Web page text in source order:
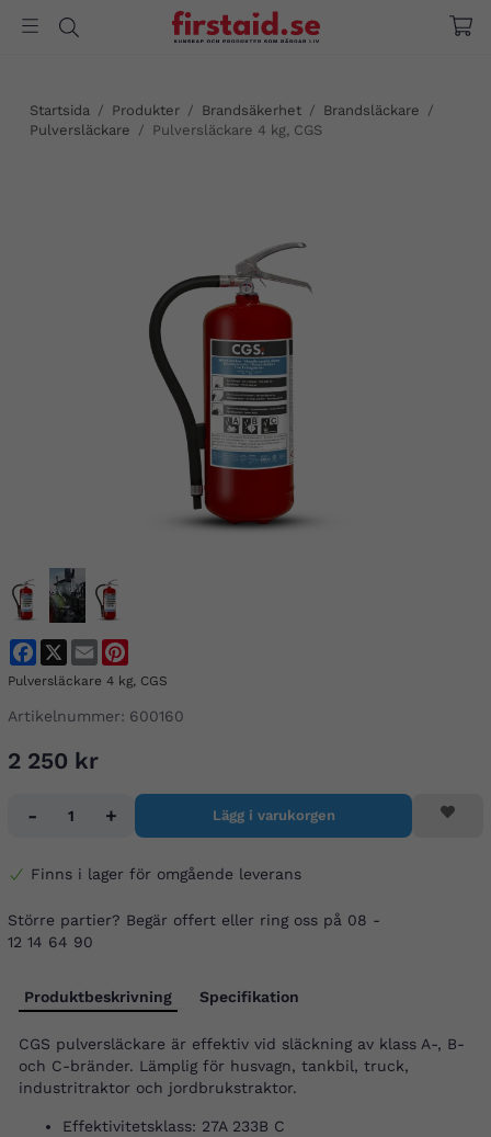
Startsida / Produkter / Brandsäkerhet / Brandsläckare /
Pulversläckare / Pulversläckare 4 kg, CGS
FacebookEmail
Pulversläckare 4 kg, CGS
Artikelnummer: 600160
2 250 kr
- + Lägg i varukorgen
Finns i lager för omgående leverans
Större partier? Begär offert eller ring oss på 08 -
12 14 64 90
Produktbeskrivning Specifikation
CGS pulversläckare är effektiv vid släckning av klass A-, B-
och C-bränder. Lämplig för husvagn, tankbil, truck,
industritraktor och jordbrukstraktor.
Effektivitetsklass: 27A 233B C